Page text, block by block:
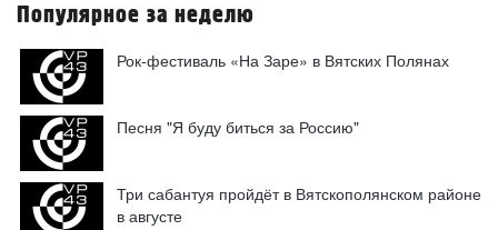
Популярное за неделю
Рок-фестиваль «На Заре» в Вятских Полянах
Песня "Я буду биться за Россию"
Три сабантуя пройдёт в Вятскополянском районе
в августе